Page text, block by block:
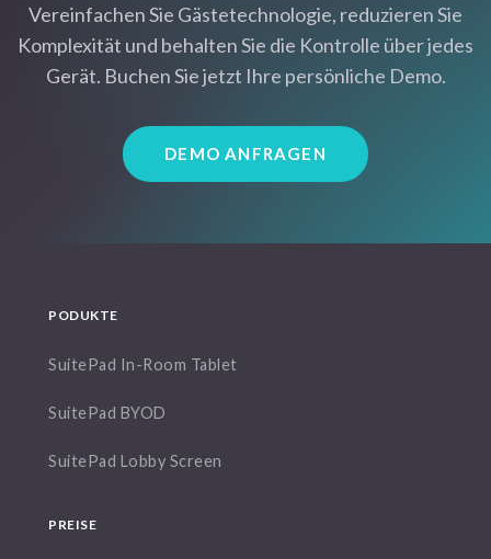
Vereinfachen Sie Gästetechnologie, reduzieren Sie
Komplexität und behalten Sie die Kontrolle über jedes
Gerät. Buchen Sie jetzt Ihre persönliche Demo.
DEMO ANFRAGEN
PODUKTE
SuitePad In-Room Tablet
SuitePad BYOD
SuitePad Lobby Screen
PREISE